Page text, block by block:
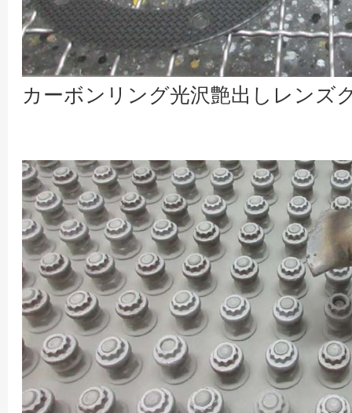
カーボンリング光沢艶出しレンズ